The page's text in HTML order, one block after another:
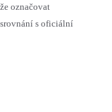
označovat
s oficiální